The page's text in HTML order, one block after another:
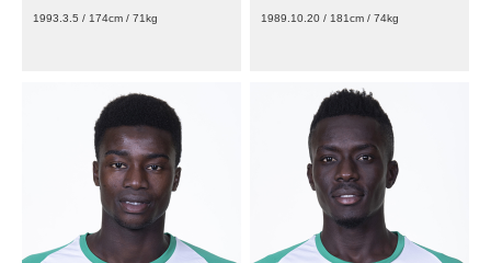
1993.3.5 / 174cm / 71kg 1989.10.20 / 181cm / 74kg